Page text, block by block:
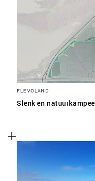
FLEVOLAND
Slenk en